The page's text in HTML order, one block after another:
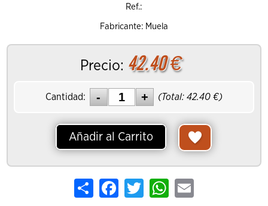
Ref.:
Fabricante: Muela
Precio: 42.40€
Cantidad: (Total: 42.40€)
Añadir al Carrito
Share FacebookTwitterWhatsApp
Email